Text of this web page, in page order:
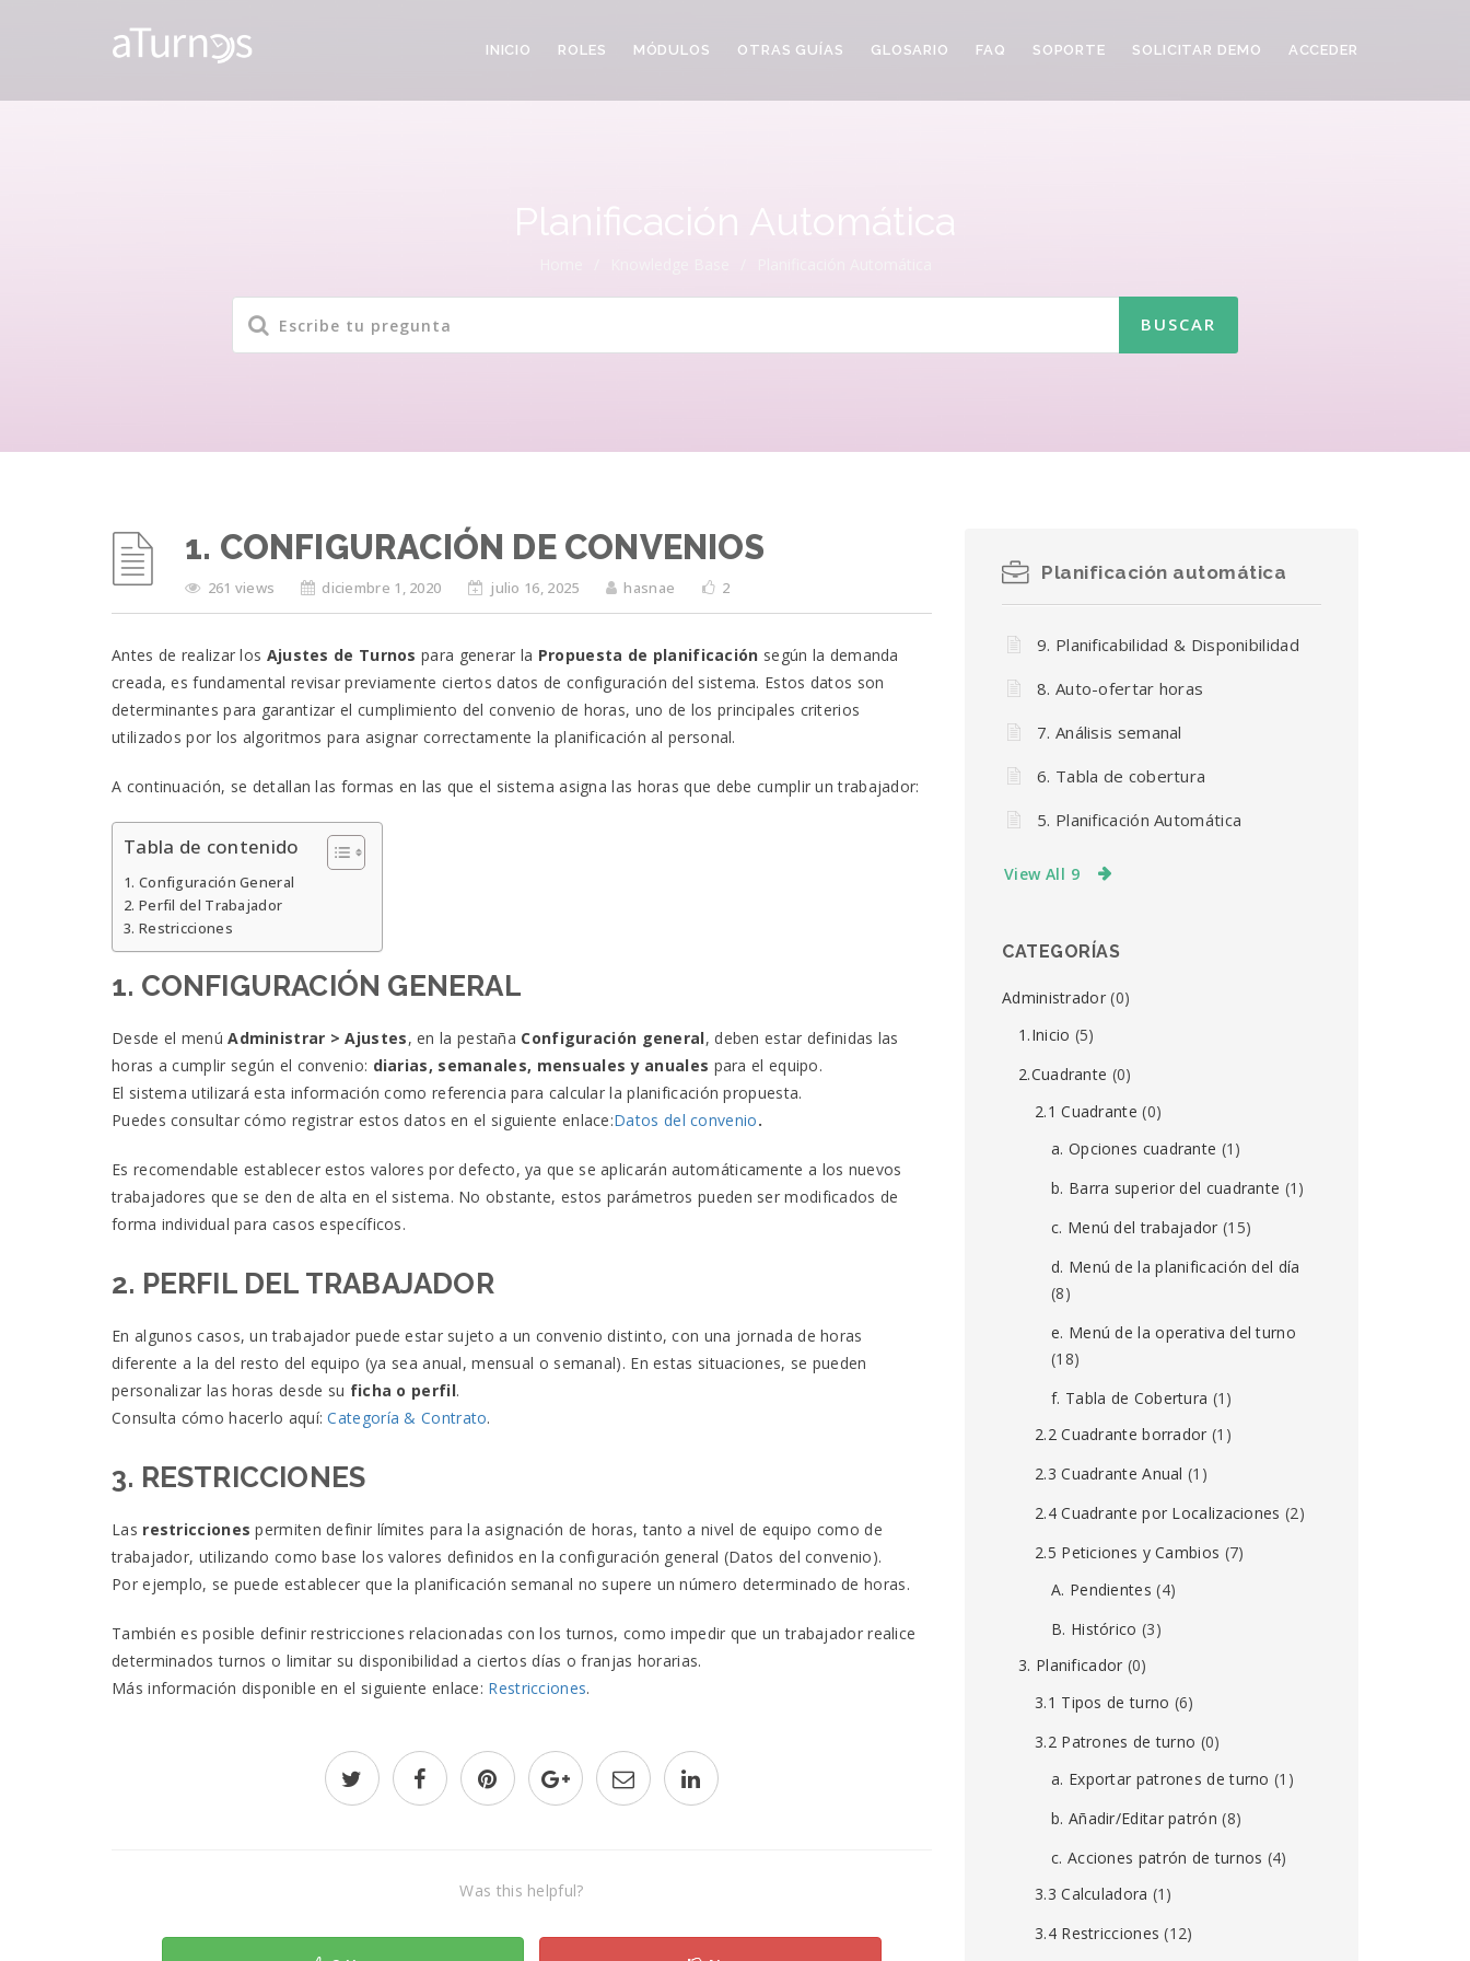
INICIO ROLES MÓDULOS OTRAS GUÍAS GLOSARIO FAQ SOPORTE SOLICITAR DEMO ACCEDER
Planificación Automática
1. CONFIGURACIÓN DE CONVENIOS
261 views diciembre 1, 2020 julio 16, 2025 hasnae 2
Antes de realizar los Ajustes de Turnos para generar la Propuesta de planificación según la demanda
creada, es fundamental revisar previamente ciertos datos de configuración del sistema. Estos datos son
determinantes para garantizar el cumplimiento del convenio de horas, uno de los principales criterios
utilizados por los algoritmos para asignar correctamente la planificación al personal.
A continuación, se detallan las formas en las que el sistema asigna las horas que debe cumplir un trabajador:
Tabla de contenido
1. Configuración General
2. Perfil del Trabajador
3. Restricciones
1. CONFIGURACIÓN GENERAL
Desde el menúAdministrar > Ajustes, en la pestaña Configuración general, deben estar definidas las
horas a cumplir según el convenio: diarias, semanales, mensuales y anuales para el equipo.
El sistema utilizará esta información como referencia para calcular la planificación propuesta.
Puedes consultar cómo registrar estos datos en el siguiente enlace:Datos del convenio.
Es recomendable establecer estos valores por defecto, ya que se aplicarán automáticamente a los nuevos
trabajadores que se den de alta en el sistema. No obstante, estos parámetros pueden ser modificados de
forma individual para casos específicos.
2. PERFIL DEL TRABAJADOR
En algunos casos, un trabajador puede estar sujeto a un convenio distinto, con una jornada de horas
diferente a la del resto del equipo (ya sea anual, mensual o semanal). En estas situaciones, se pueden
personalizar las horas desde su ficha o perfil.
Consulta cómo hacerlo aquí:Categoría & Contrato.
3. RESTRICCIONES
Las restricciones permiten definir límites para la asignación de horas, tanto a nivel de equipo como de
trabajador, utilizando como base los valores definidos en la configuración general (Datos del convenio).
Por ejemplo, se puede establecer que la planificación semanal no supere un número determinado de horas.
También es posible definir restricciones relacionadas con los turnos, como impedir que un trabajador realice
determinados turnos o limitar su disponibilidad a ciertos días o franjas horarias.
Más información disponible en el siguiente enlace: Restricciones.
Was this helpful?
Planificación automática
9. Planificabilidad & Disponibilidad
8. Auto-ofertar horas
7. Análisis semanal
6. Tabla de cobertura
5. Planificación Automática
View All 9
CATEGORÍAS
Administrador(0)
1.Inicio (5)
2.Cuadrante (0)
2.1 Cuadrante (0)
a. Opciones cuadrante (1)
b. Barra superior del cuadrante (1)
c. Menú del trabajador (15)
d. Menú de la planificación del día
(8)
e. Menú de la operativa del turno
(18)
f. Tabla de Cobertura (1)
2.2 Cuadrante borrador (1)
2.3 Cuadrante Anual (1)
2.4 Cuadrante por Localizaciones (2)
2.5 Peticiones y Cambios (7)
A. Pendientes (4)
B. Histórico (3)
3. Planificador (0)
3.1 Tipos de turno (6)
3.2 Patrones de turno (0)
a. Exportar patrones de turno (1)
b. Añadir/Editar patrón (8)
c. Acciones patrón de turnos (4)
3.3 Calculadora (1)
3.4 Restricciones (12)